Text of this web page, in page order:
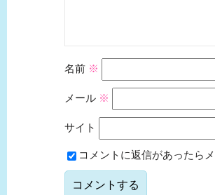
名前 ※
メール ※
サイト
コメントに返信があったら